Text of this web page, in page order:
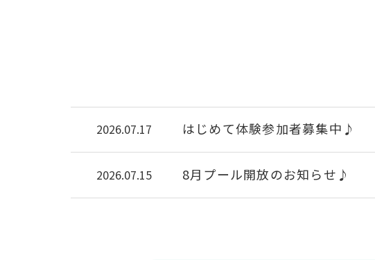
2026.07.17 はじめて体験参加者募集中♪
2026.07.15 8月プール開放のお知らせ♪